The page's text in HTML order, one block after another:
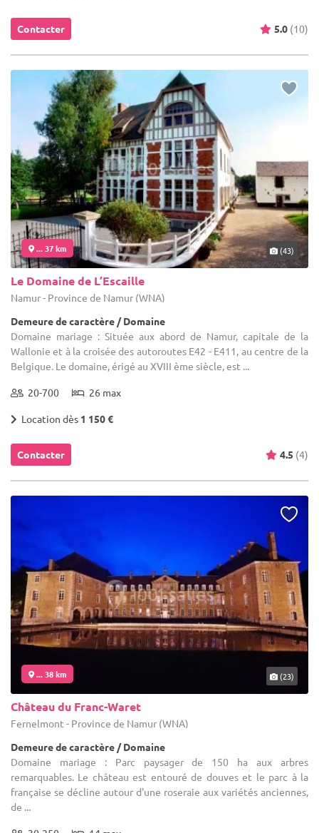
Contacter 5.0 (10)
... 37 km (43)
Le Domaine de L’Escaille
Namur - Province de Namur (WNA)
Demeure de caractère / Domaine
Domaine mariage : Située aux abord de Namur, capitale de la
Wallonie et à la croisée des autoroutes E42 - E411, au centre de la
Belgique. Le domaine, érigé au XVIII ème siècle, est ...
20-700 26 max
Location dès 1 150 €
Contacter 4.5 (4)
... 38 km (23)
Château du Franc-Waret
Fernelmont - Province de Namur (WNA)
Demeure de caractère / Domaine
Domaine mariage : Parc paysager de 150 ha aux arbres
remarquables. Le château est entouré de douves et le parc à la
française se décline autour d'une roseraie aux variétés anciennes,
de ...